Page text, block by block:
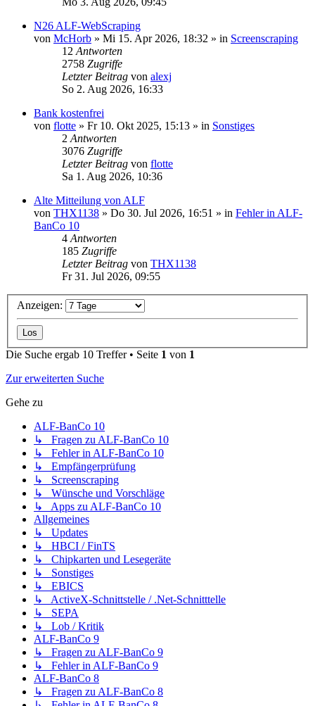
N26 ALF-WebScraping
von McHorb » Mi 15. Apr 2026, 18:32 » in Screenscraping
12 Antworten
2758 Zugriffe
Letzter Beitrag von alexj
So 2. Aug 2026, 16:33
Bank kostenfrei
von flotte » Fr 10. Okt 2025, 15:13 » in Sonstiges
2 Antworten
3076 Zugriffe
Letzter Beitrag von flotte
Sa 1. Aug 2026, 10:36
Alte Mitteilung von ALF
von THX1138 » Do 30. Jul 2026, 16:51 » in Fehler in ALF-
BanCo 10
4 Antworten
185 Zugriffe
Letzter Beitrag von THX1138
Fr 31. Jul 2026, 09:55
Anzeigen:
Die Suche ergab 10 Treffer • Seite 1 von 1
Zur erweiterten Suche
Gehe zu
ALF-BanCo 10
↳ Fragen zu ALF-BanCo 10
↳ Fehler in ALF-BanCo 10
↳ Empfängerprüfung
↳ Screenscraping
↳ Wünsche und Vorschläge
↳ Apps zu ALF-BanCo 10
Allgemeines
↳ Updates
↳ HBCI / FinTS
↳ Chipkarten und Lesegeräte
↳ Sonstiges
↳ EBICS
↳ ActiveX-Schnittstelle / .Net-Schnitttelle
↳ SEPA
↳ Lob / Kritik
ALF-BanCo 9
↳ Fragen zu ALF-BanCo 9
↳ Fehler in ALF-BanCo 9
ALF-BanCo 8
↳ Fragen zu ALF-BanCo 8